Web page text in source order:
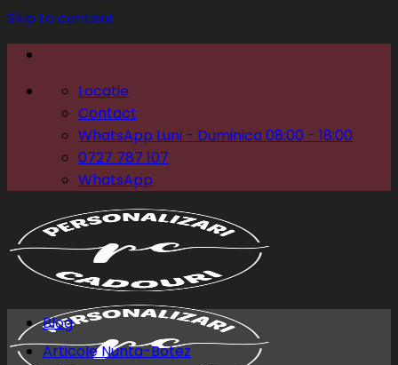
Skip to content
Locatie
Contact
WhatsApp Luni - Duminica 08:00 - 18:00
0727 787 107
WhatsApp
Blog
Articole Nunta-Botez